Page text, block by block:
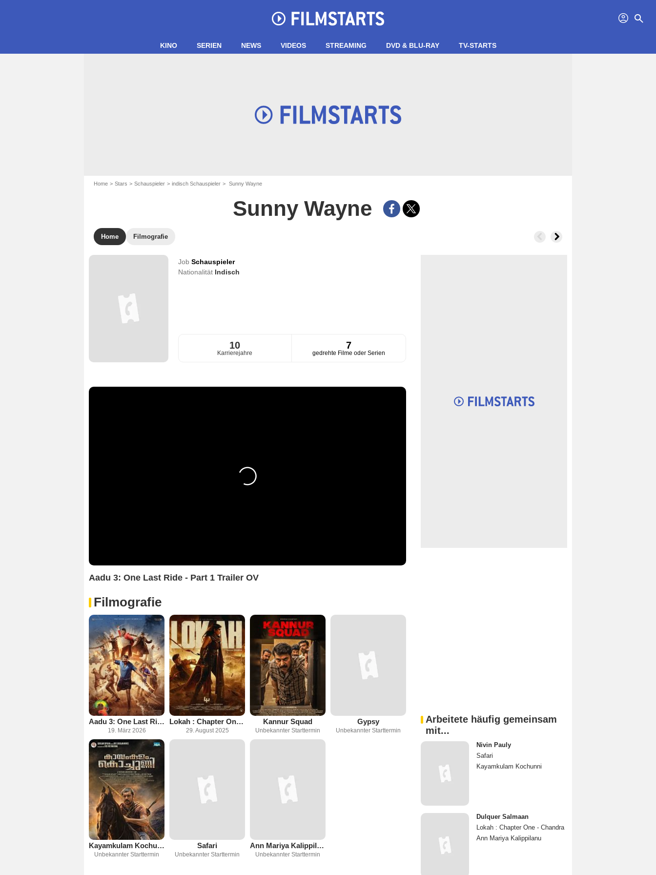
profil search
KINO SERIEN NEWS VIDEOS STREAMING DVD & BLU-RAY TV-STARTS
Home Stars Schauspieler indisch Schauspieler Sunny Wayne
Sunny Wayne
Home Filmografie
Job Schauspieler
Nationalität Indisch
10
Karrierejahre
7
gedrehte Filme oder Serien
Aadu 3: One Last Ride - Part 1 Trailer OV
Filmografie
Aadu 3: One Last Ride - Part 1
19. März 2026
Lokah : Chapter One - Chandra
29. August 2025
Kannur Squad
Unbekannter Starttermin
Gypsy
Unbekannter Starttermin
Kayamkulam Kochunni
Unbekannter Starttermin
Safari
Unbekannter Starttermin
Ann Mariya Kalippilanu
Unbekannter Starttermin
Arbeitete häufig gemeinsam
mit...
Nivin Pauly
Safari
Kayamkulam Kochunni
Dulquer Salmaan
Lokah : Chapter One - Chandra
Ann Mariya Kalippilanu